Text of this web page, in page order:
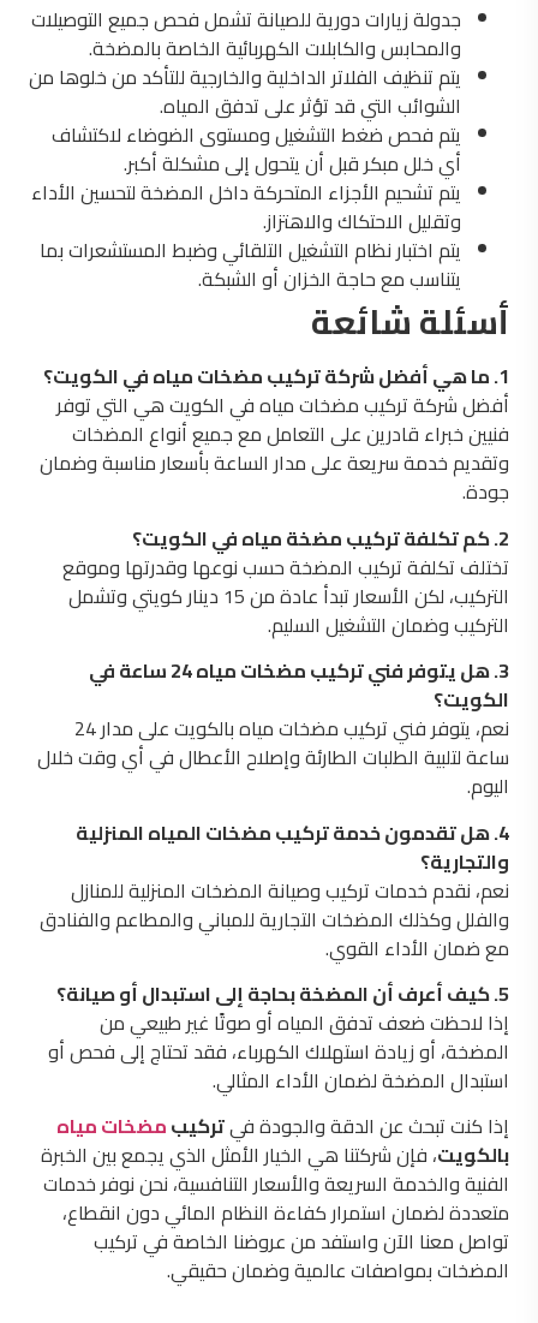
جدولة زيارات دورية للصيانة تشمل فحص جميع التوصيلات
والمحابس والكابلات الكهربائية الخاصة بالمضخة.
يتم تنظيف الفلاتر الداخلية والخارجية للتأكد من خلوها من
الشوائب التي قد تؤثر على تدفق المياه.
يتم فحص ضغط التشغيل ومستوى الضوضاء لاكتشاف
أي خلل مبكر قبل أن يتحول إلى مشكلة أكبر.
يتم تشحيم الأجزاء المتحركة داخل المضخة لتحسين الأداء
وتقليل الاحتكاك والاهتزاز.
يتم اختبار نظام التشغيل التلقائي وضبط المستشعرات بما
يتناسب مع حاجة الخزان أو الشبكة.
أسئلة شائعة
أفضل شركة تركيب مضخات مياه في الكويت هي التي توفر
فنيين خبراء قادرين على التعامل مع جميع أنواع المضخات
وتقديم خدمة سريعة على مدار الساعة بأسعار مناسبة وضمان
جودة.
تختلف تكلفة تركيب المضخة حسب نوعها وقدرتها وموقع
التركيب، لكن الأسعار تبدأ عادة من 15 دينار كويتي وتشمل
التركيب وضمان التشغيل السليم.
3. هل يتوفر فني تركيب مضخات مياه 24 ساعة في
الكويت؟
نعم، يتوفر فني تركيب مضخات مياه بالكويت على مدار 24
ساعة لتلبية الطلبات الطارئة وإصلاح الأعطال في أي وقت خلال
اليوم.
4. هل تقدمون خدمة تركيب مضخات المياه المنزلية
والتجارية؟
نعم، نقدم خدمات تركيب وصيانة المضخات المنزلية للمنازل
والفلل وكذلك المضخات التجارية للمباني والمطاعم والفنادق
مع ضمان الأداء القوي.
إذا لاحظت ضعف تدفق المياه أو صوتًا غير طبيعي من
المضخة، أو زيادة استهلاك الكهرباء، فقد تحتاج إلى فحص أو
استبدال المضخة لضمان الأداء المثالي.
إذا كنت تبحث عن الدقة والجودة فيتركيبمضخات مياه
بالكويت، فإن شركتنا هي الخيار الأمثل الذي يجمع بين الخبرة
الفنية والخدمة السريعة والأسعار التنافسية، نحن نوفر خدمات
متعددة لضمان استمرار كفاءة النظام المائي دون انقطاع،
تواصل معنا الآن واستفد من عروضنا الخاصة في تركيب
المضخات بمواصفات عالمية وضمان حقيقي.